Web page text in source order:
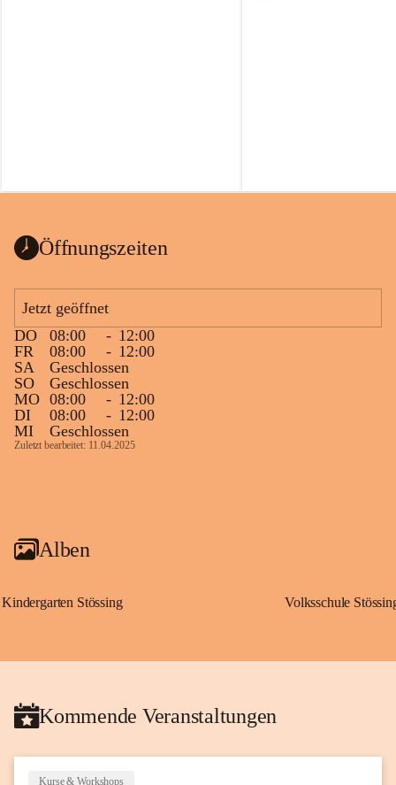
Öffnungszeiten
Jetzt geöffnet
DO
08:00 - 12:00
FR
08:00 - 12:00
SA
Geschlossen
SO
Geschlossen
MO 08:00 - 12:00
DI
08:00 - 12:00
MI
Geschlossen
Zuletzt bearbeitet: 11.04.2025
Alben
Kindergarten Stössing Volksschule
Kommende Veranstaltungen
Kurse & Workshops